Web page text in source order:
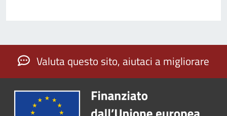
Valuta questo sito, aiutaci a migliorare